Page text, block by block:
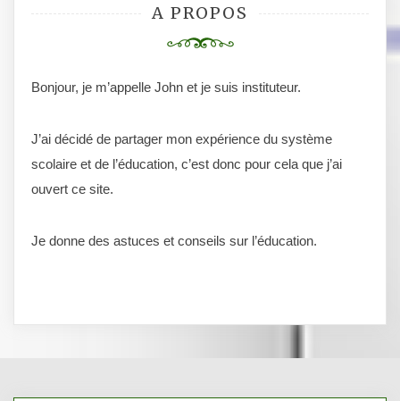
A PROPOS
Bonjour, je m’appelle John et je suis instituteur.
J’ai décidé de partager mon expérience du système
scolaire et de l’éducation, c’est donc pour cela que j’ai
ouvert ce site.
Je donne des astuces et conseils sur l’éducation.